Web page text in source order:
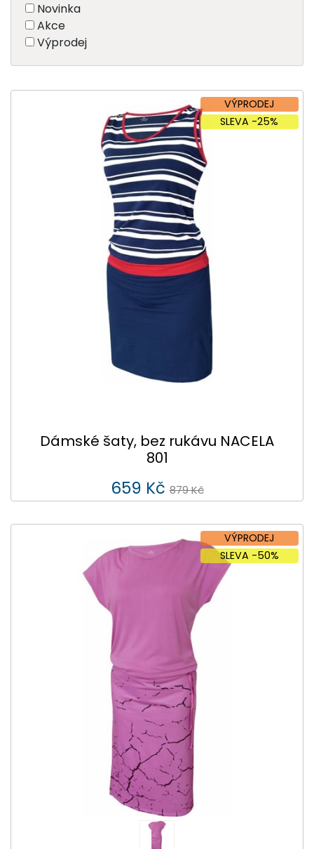
Novinka
Akce
Výprodej
VÝPRODEJ
SLEVA -25%
Dámské šaty, bez rukávu NACELA
801
659 Kč 879 Kč
VÝPRODEJ
SLEVA -50%